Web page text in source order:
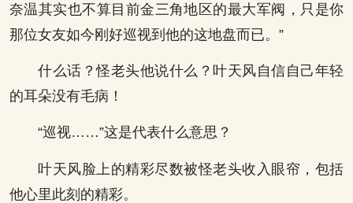
奈温其实也不算目前金三角地区的最大军阀，只是你
那位女友如今刚好巡视到他的这地盘而已。”
什么话？怪老头他说什么？叶天风自信自己年轻
的耳朵没有毛病！
“巡视……”这是代表什么意思？
叶天风脸上的精彩尽数被怪老头收入眼帘，包括
他心里此刻的精彩。